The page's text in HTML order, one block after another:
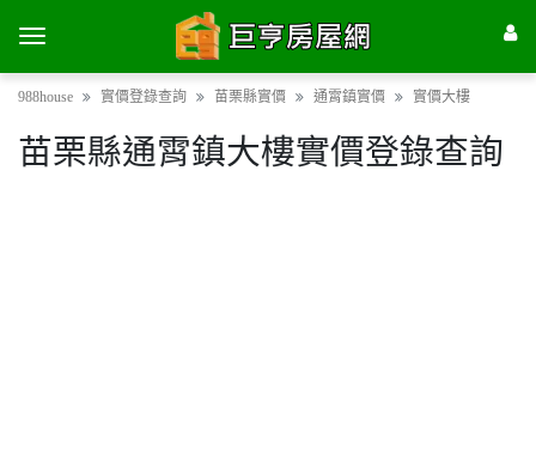
988house 實價登錄查詢 苗栗縣實價 通霄鎮實價 實價大樓
苗栗縣通霄鎮大樓實價登錄查詢